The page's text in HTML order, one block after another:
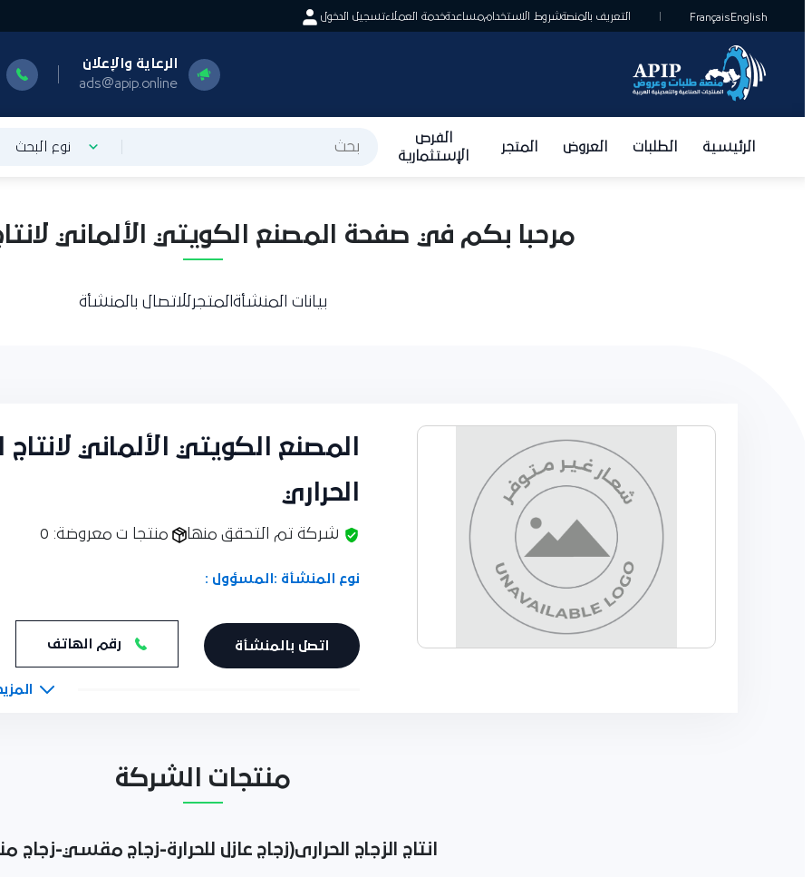
English
Français التعريف بالمنصةشروط الاستخداممساعدةخدمة العملاءتسجيل الدخول
الرعاية والإعلان
ads@apip.online
الرئيسية الطلبات العروض المتجر
الفرص
الإستثمارية
نوع البحث
مرحبا بكم في صفحة المصنع الكويتي الألماني لانتاج
بيانات المنشأة المتجرللاتصال بالمنشأة
المصنع الكويتي الألماني لانتاج
الحراري
شركة تم التحقق منها منتجا ت معروضة: 0
نوع المنشأة : المسؤول :
اتصل بالمنشأة رقم الهاتف
المزيد
منتجات الشركة
انتاج الزجاج الحرارى(زجاج عازل للحرارة-زجاج مقسي-زجاج